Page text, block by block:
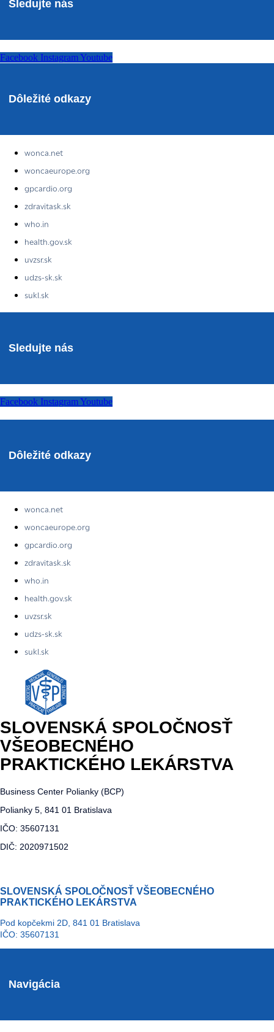
Sledujte nás
Facebook Instagram Youtube
Dôležité odkazy
wonca.net
woncaeurope.org
gpcardio.org
zdravitask.sk
who.in
health.gov.sk
uvzsr.sk
udzs-sk.sk
sukl.sk
Sledujte nás
Facebook Instagram Youtube
Dôležité odkazy
wonca.net
woncaeurope.org
gpcardio.org
zdravitask.sk
who.in
health.gov.sk
uvzsr.sk
udzs-sk.sk
sukl.sk
SLOVENSKÁ SPOLOČNOSŤ
VŠEOBECNÉHO
PRAKTICKÉHO LEKÁRSTVA
Business Center Polianky (BCP)
Polianky 5, 841 01 Bratislava
IČO: 35607131
DIČ: 2020971502
SLOVENSKÁ SPOLOČNOSŤ VŠEOBECNÉHO
PRAKTICKÉHO LEKÁRSTVA
Pod kopčekmi 2D, 841 01 Bratislava
IČO: 35607131
Navigácia